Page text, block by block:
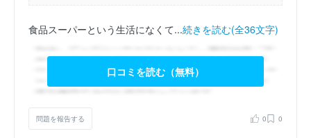
食品スーパーという生活になくて...続きを読む(全36文字)
口コミを読む（無料）
問題を報告する 0 0